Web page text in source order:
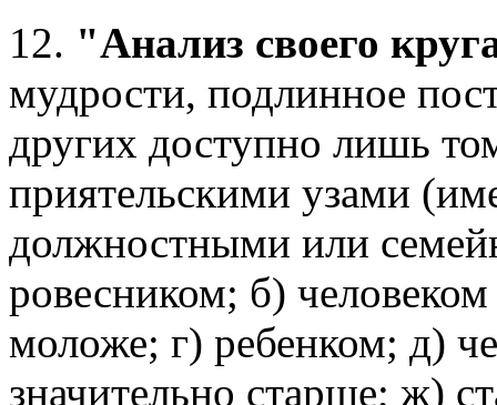
12. "Анализ своего
мудрости, подлинное
других доступно лишь
приятельскими узами
должностными или
ровесником; б)
моложе; г) ребенком; д)
значительно старше; ж)